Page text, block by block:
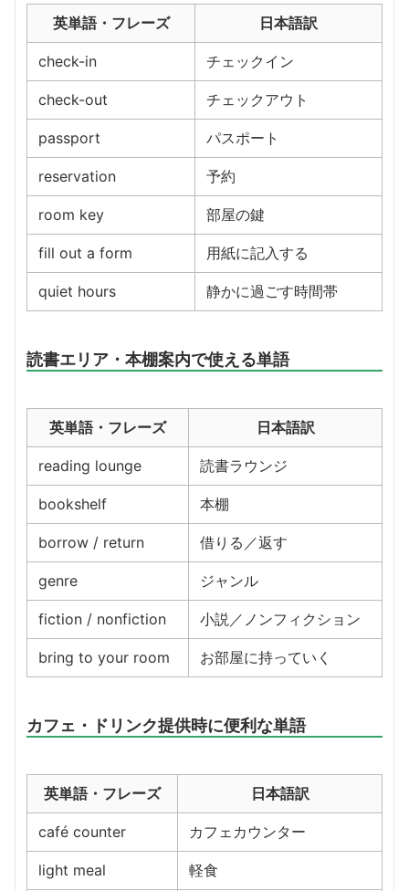
英単語・フレーズ 日本語訳
check-in チェックイン
check-out チェックアウト
passport パスポート
reservation 予約
room key 部屋の鍵
fill out a form 用紙に記入する
quiet hours 静かに過ごす時間帯
読書エリア・本棚案内で使える単語
英単語・フレーズ 日本語訳
reading lounge 読書ラウンジ
bookshelf 本棚
borrow / return 借りる／返す
genre ジャンル
fiction / nonfiction 小説／ノンフィクション
bring to your room お部屋に持っていく
カフェ・ドリンク提供時に便利な単語
英単語・フレーズ 日本語訳
café counter カフェカウンター
light meal 軽食